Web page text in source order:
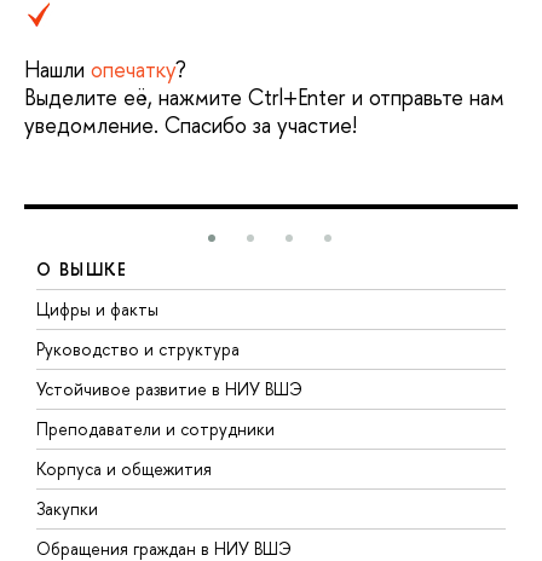
Нашли опечатку?
Выделите её, нажмите Ctrl+Enter и отправьте нам
уведомление. Спасибо за участие!
О ВЫШКЕ
Цифры и факты
Руководство и структура
Устойчивое развитие в НИУ ВШЭ
Преподаватели и сотрудники
Корпуса и общежития
Закупки
Обращения граждан в НИУ ВШЭ